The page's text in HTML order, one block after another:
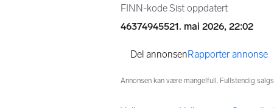
Annonseinformasjon
FINN-kode
463749455
Sist oppdatert
21. mai 2026, 22:02
Rapporter annonse
Annonsen kan være mangelfull. Fullstendig